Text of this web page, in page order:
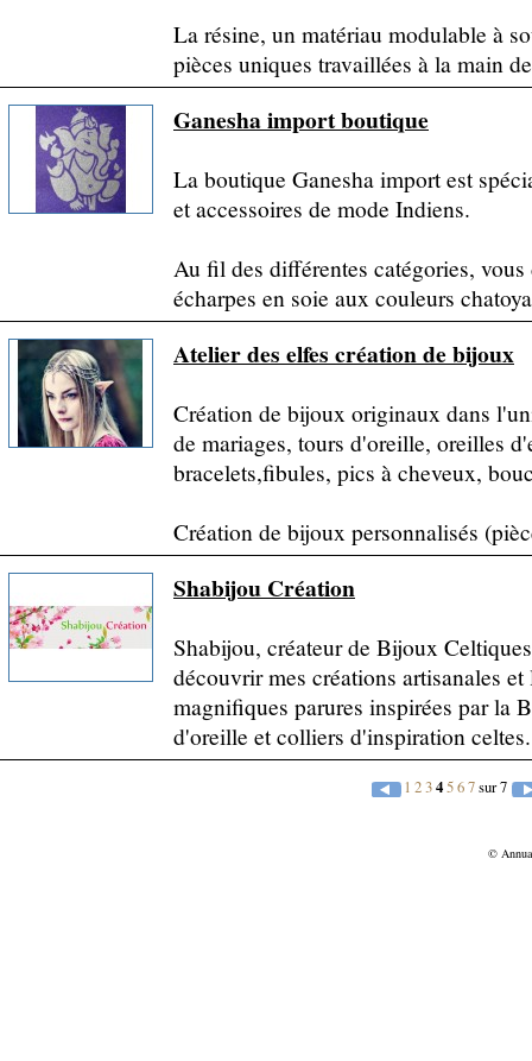
La résine, un matériau modulable à
pièces uniques travaillées à la main
Ganesha import boutique
La boutique Ganesha import est
et accessoires de mode Indiens.
Au fil des différentes catégories,
écharpes en soie aux couleurs
Atelier des elfes création de bijoux
Création de bijoux originaux dans
de mariages, tours d'oreille, oreilles
bracelets,fibules, pics à cheveux,
Création de bijoux personnalisés
Shabijou Création
Shabijou, créateur de Bijoux
découvrir mes créations artisanales
magnifiques parures inspirées par la
d'oreille et colliers d'inspiration
1 234567sur 7
©